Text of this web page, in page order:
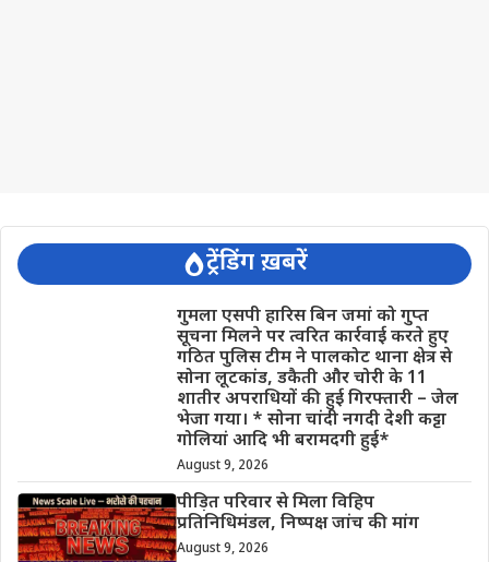
ट्रेंडिंग ख़बरें
गुमला एसपी हारिस बिन जमां को गुप्त
सूचना मिलने पर त्वरित कार्रवाई करते हुए
गठित पुलिस टीम ने पालकोट थाना क्षेत्र से
सोना लूटकांड, डकैती और चोरी के 11
शातीर अपराधियों की हुई गिरफ्तारी – जेल
भेजा गया। * सोना चांदी नगदी देशी कट्टा
गोलियां आदि भी बरामदगी हुई*
August 9, 2026
पीड़ित परिवार से मिला विहिप
प्रतिनिधिमंडल, निष्पक्ष जांच की मांग
August 9, 2026